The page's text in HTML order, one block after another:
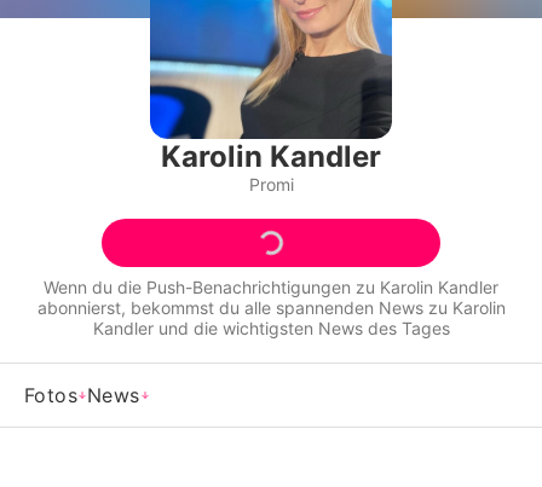
Familie & Liebe
Promiflash Exklusiv
Alle Themen auf Promiflash
Jobs
App runterladen
Team
Impressum
Karolin Kandler
Promi
Wenn du die Push-Benachrichtigungen zu Karolin Kandler
abonnierst, bekommst du alle spannenden News zu Karolin
Kandlerund die wichtigsten News des Tages
Fotos News